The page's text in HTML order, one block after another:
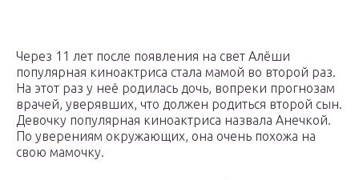
Через 11 лет после появления на свет Алёши
популярная киноактриса стала мамой во второй раз.
На этот раз у неё родилась дочь, вопреки прогнозам
врачей, уверявших, что должен родиться второй сын.
Девочку популярная киноактриса назвала Анечкой.
По уверениям окружающих, она очень похожа на
свою мамочку.